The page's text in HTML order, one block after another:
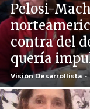
Pelosi-
contra del
quería
Visión Desarrollista -